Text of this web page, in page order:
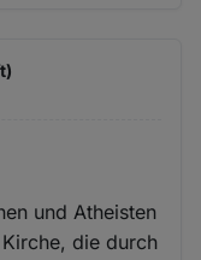
und Atheisten
die durch